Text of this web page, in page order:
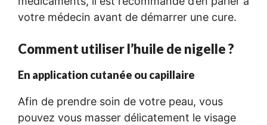
votre médecin avant de démarrer une cure.
Comment utiliser l’huile de nigelle ?
En application cutanée ou capillaire
Afin de prendre soin de votre peau, vous
pouvez vous masser délicatement le visage